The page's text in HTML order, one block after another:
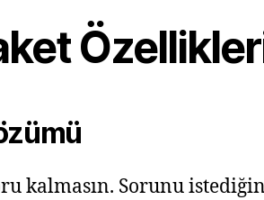
kalmasın. Sorunu